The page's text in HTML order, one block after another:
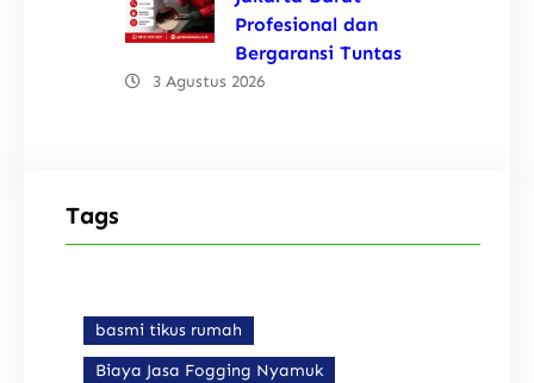
Profesional dan
Bergaransi Tuntas
3 Agustus 2026
Tags
basmi tikus rumah
Biaya Jasa Fogging Nyamuk